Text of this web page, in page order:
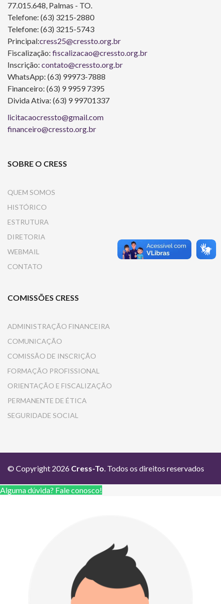
77.015.648, Palmas - TO.
Telefone: (63) 3215-2880
Telefone: (63) 3215-5743
Principal:cress25@cressto.org.br
Fiscalização: fiscalizacao@cressto.org.br
Inscrição: contato@cressto.org.br
WhatsApp: (63) 99973-7888
Financeiro: (63) 9 9959 7395
Divida Ativa: (63) 9 99701337
licitacaocressto@gmail.com
financeiro@cressto.org.br
SOBRE O CRESS
QUEM SOMOS
HISTÓRICO
ESTRUTURA
DIRETORIA
WEBMAIL
CONTATO
COMISSÕES CRESS
ADMINISTRAÇÃO FINANCEIRA
COMUNICAÇÃO
COMISSÃO DE INSCRIÇÃO
FORMAÇÃO PROFISSIONAL
ORIENTAÇÃO E FISCALIZAÇÃO
PERMANENTE DE ÉTICA
SEGURIDADE SOCIAL
© Copyright 2026 Cress-To. Todos os direitos reservados
Alguma dúvida? Fale conosco!